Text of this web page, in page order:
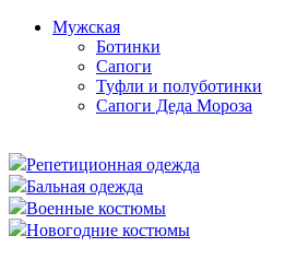
Мужская
Ботинки
Сапоги
Туфли и полуботинки
Сапоги Деда Мороза
Репетиционная одежда
Бальная одежда
Военные костюмы
Новогодние костюмы